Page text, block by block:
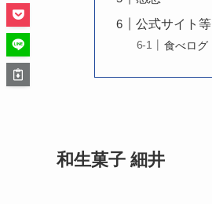
公式サイト等
食べログ
和生菓子 細井